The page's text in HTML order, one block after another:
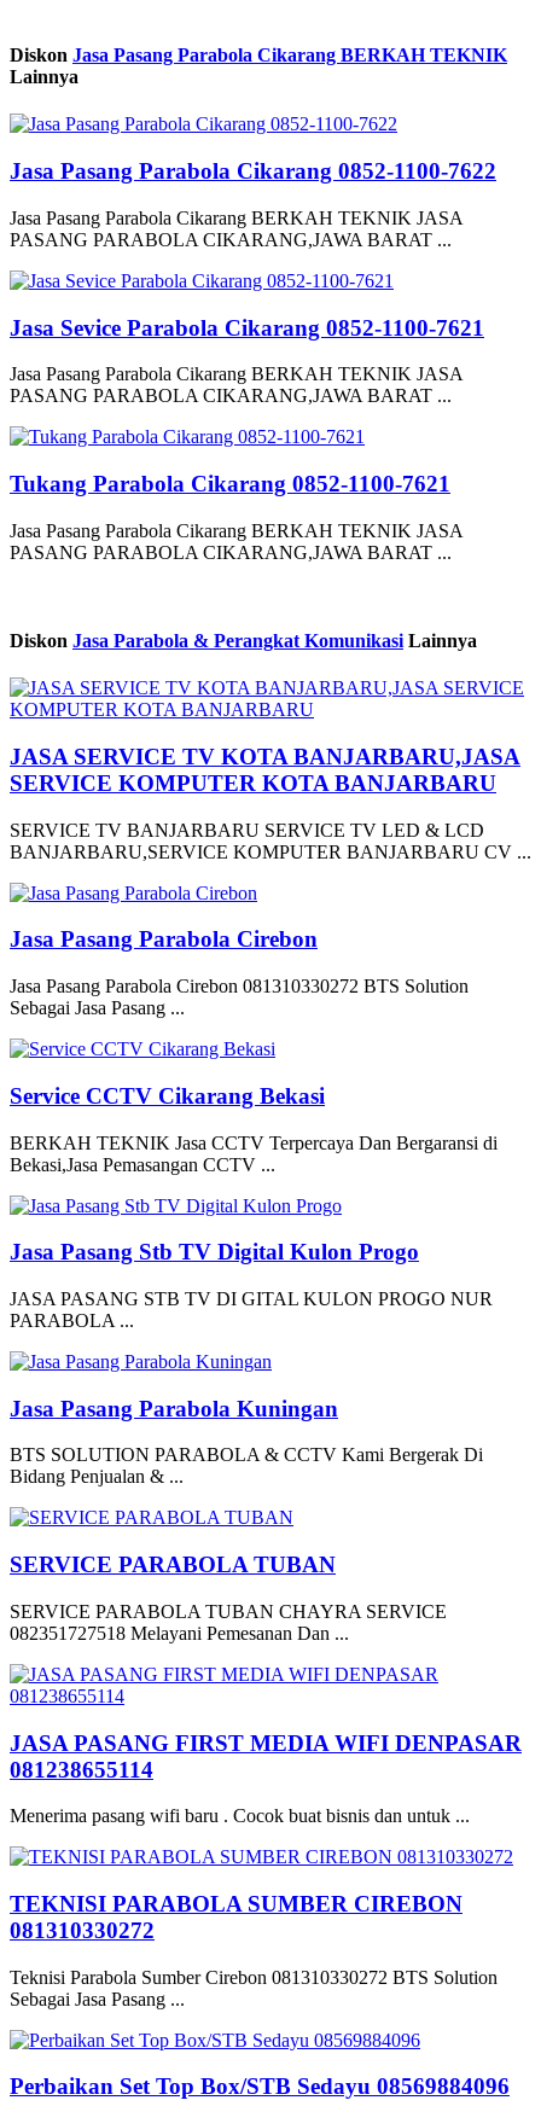
Diskon Jasa Pasang Parabola Cikarang BERKAH TEKNIK
Lainnya
Jasa Pasang Parabola Cikarang 0852-1100-7622
Jasa Pasang Parabola Cikarang BERKAH TEKNIK JASA
PASANG PARABOLA CIKARANG,JAWA BARAT ...
Jasa Sevice Parabola Cikarang 0852-1100-7621
Jasa Pasang Parabola Cikarang BERKAH TEKNIK JASA
PASANG PARABOLA CIKARANG,JAWA BARAT ...
Tukang Parabola Cikarang 0852-1100-7621
Jasa Pasang Parabola Cikarang BERKAH TEKNIK JASA
PASANG PARABOLA CIKARANG,JAWA BARAT ...
Diskon Jasa Parabola & Perangkat Komunikasi Lainnya
JASA SERVICE TV KOTA BANJARBARU,JASA
SERVICE KOMPUTER KOTA BANJARBARU
SERVICE TV BANJARBARU SERVICE TV LED & LCD
BANJARBARU,SERVICE KOMPUTER BANJARBARU CV ...
Jasa Pasang Parabola Cirebon
Jasa Pasang Parabola Cirebon 081310330272 BTS Solution
Sebagai Jasa Pasang ...
Service CCTV Cikarang Bekasi
BERKAH TEKNIK Jasa CCTV Terpercaya Dan Bergaransi di
Bekasi,Jasa Pemasangan CCTV ...
Jasa Pasang Stb TV Digital Kulon Progo
JASA PASANG STB TV DI GITAL KULON PROGO NUR
PARABOLA ...
Jasa Pasang Parabola Kuningan
BTS SOLUTION PARABOLA & CCTV Kami Bergerak Di
Bidang Penjualan & ...
SERVICE PARABOLA TUBAN
SERVICE PARABOLA TUBAN CHAYRA SERVICE
082351727518 Melayani Pemesanan Dan ...
JASA PASANG FIRST MEDIA WIFI DENPASAR
081238655114
Menerima pasang wifi baru . Cocok buat bisnis dan untuk ...
TEKNISI PARABOLA SUMBER CIREBON
081310330272
Teknisi Parabola Sumber Cirebon 081310330272 BTS Solution
Sebagai Jasa Pasang ...
Perbaikan Set Top Box/STB Sedayu 08569884096